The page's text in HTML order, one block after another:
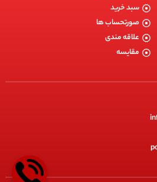
سبد خرید
صورتحساب ها
علاقه مندی
مقایسه